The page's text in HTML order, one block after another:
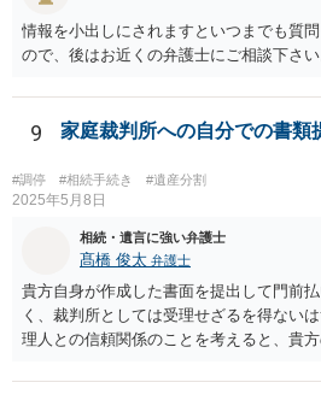
情報を小出しにされますといつまでも質
ので、後はお近くの弁護士にご相談下さい
9 家庭裁判所への自分での書類
#調停 #相続手続き #遺産分割
2025年5月8日
相続・遺言に強い弁護士
髙橋 俊太 弁護士
貴方自身が作成した書面を提出して門前
く、裁判所としては受理せざるを得ない
理人との信頼関係のことを考えると、貴
士が主張書面の提出を渋っているようで